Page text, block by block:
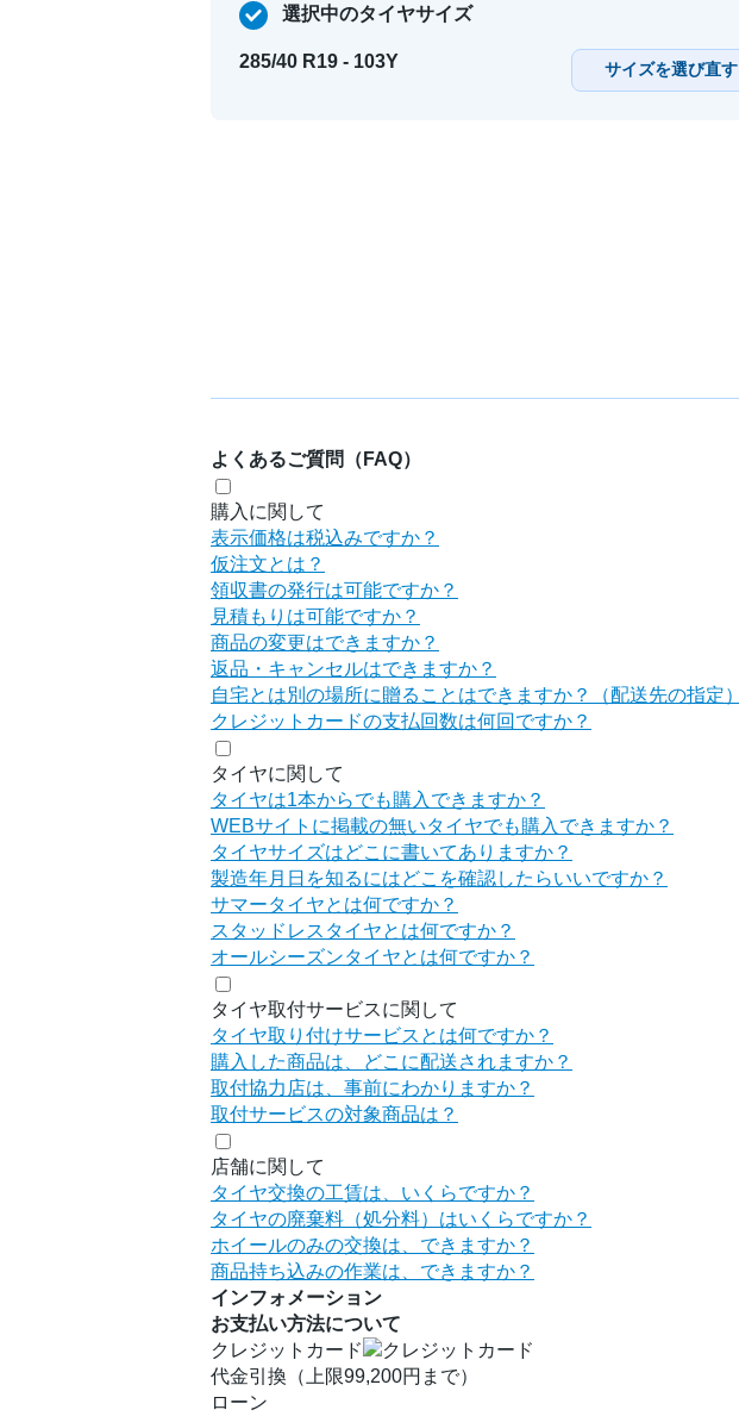
選択中のタイヤサイズ
285/40 R19 - 103Y サイズを選び直す
よくあるご質問（FAQ）
購入に関して
表示価格は税込みですか？
仮注文とは？
領収書の発行は可能ですか？
見積もりは可能ですか？
商品の変更はできますか？
返品・キャンセルはできますか？
自宅とは別の場所に贈ることはできますか？（配送先の指定）
クレジットカードの支払回数は何回ですか？
タイヤに関して
タイヤは1本からでも購入できますか？
WEBサイトに掲載の無いタイヤでも購入できますか？
タイヤサイズはどこに書いてありますか？
製造年月日を知るにはどこを確認したらいいですか？
サマータイヤとは何ですか？
スタッドレスタイヤとは何ですか？
オールシーズンタイヤとは何ですか？
タイヤ取付サービスに関して
タイヤ取り付けサービスとは何ですか？
購入した商品は、どこに配送されますか？
取付協力店は、事前にわかりますか？
取付サービスの対象商品は？
店舗に関して
タイヤ交換の工賃は、いくらですか？
タイヤの廃棄料（処分料）はいくらですか？
ホイールのみの交換は、できますか？
商品持ち込みの作業は、できますか？
インフォメーション
お支払い方法について
クレジットカード
代金引換（上限99,200円まで）
ローン